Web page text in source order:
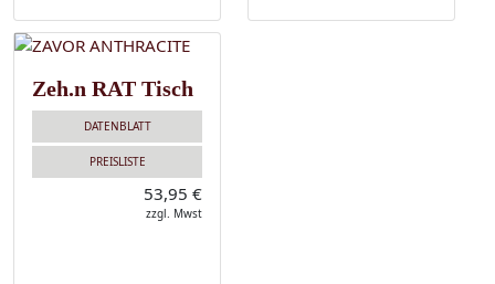
Zeh.n RAT Tisch
DATENBLATT
PREISLISTE
53,95 €
zzgl. Mwst